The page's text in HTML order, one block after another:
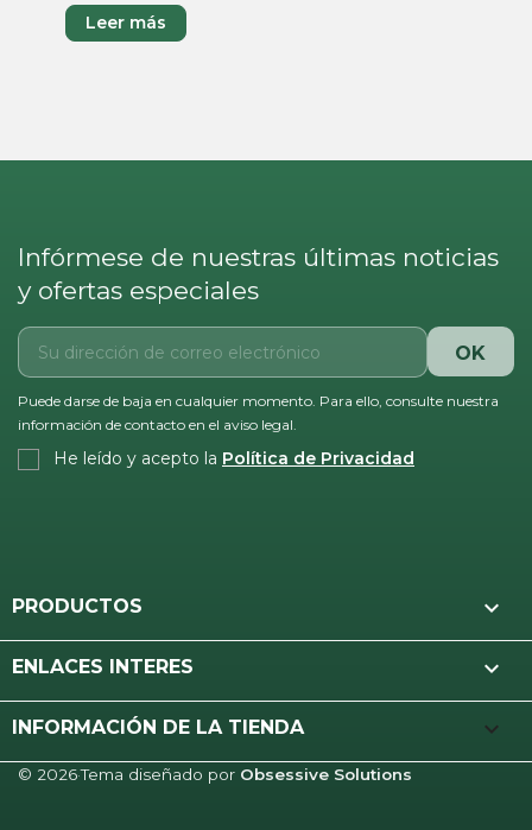
Leer más
Infórmese de nuestras últimas noticias
y ofertas especiales
Puede darse de baja en cualquier momento. Para ello, consulte nuestra
información de contacto en el aviso legal.
He leído y acepto la Política de Privacidad
PRODUCTOS 
ENLACES INTERES 
INFORMACIÓN DE LA TIENDA keyboard_arrow_down
© 2026·Tema diseñado por Obsessive Solutions